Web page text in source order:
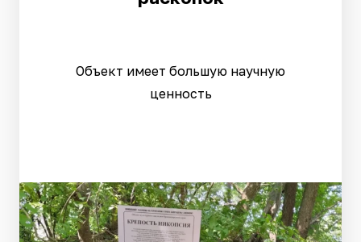
Объект имеет большую научную
ценность